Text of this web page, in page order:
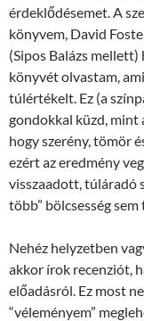
érdeklődésemet. A
könyvem, David
(Sipos Balázs
könyvét olvastam,
túlértékelt. Ez (a
gondokkal küzd, mint
hogy szerény, tömör
ezért az eredmény
visszaadott, túláradó
több” bölcsesség
Nehéz helyzetben
akkor írok recenziót,
előadásról. Ez most
“véleményem”